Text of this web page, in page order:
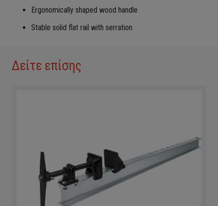
Ergonomically shaped wood handle
Stable solid flat rail with serration
Δείτε επίσης